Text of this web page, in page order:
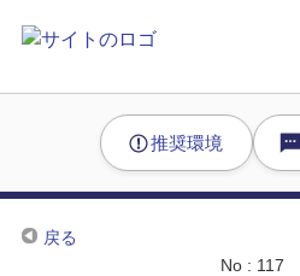
推奨環境
戻る
No : 117